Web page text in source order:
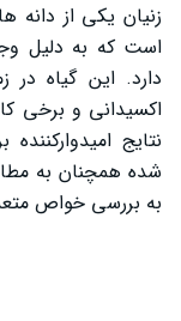
زنیان یکی از
است که به دلیل
دارد. این گیاه
‌اکسیدانی و برخی
نتایج
شده همچنان به
به بررسی خواص